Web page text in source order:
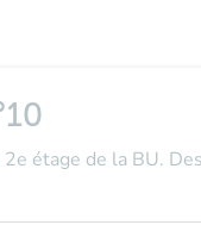
étage de la BU.